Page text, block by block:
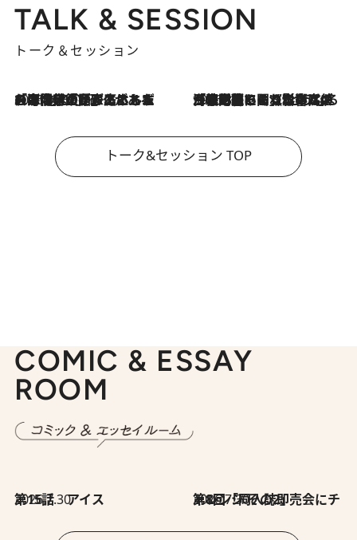
TALK & SESSION
トーク＆セッション
2026.8.3
「今後値上げがあるとすれば…」「リスクがあるのは今年の冬」エネルギー専門家が語る、ホルムズ海峡封鎖が家庭にもたらす“ある心配” 2026.8.3
「住宅建てられない…」「サーチャージ料の高値が続いている」ホルムズ海峡封鎖による影響はいつまで続く？《エネルギー専門家に聞く“どうなる日本の暮らし”》
トーク&セッション TOP
COMIC & ESSAY
ROOM
2026.7.30
第15話 アイス 2026.7.30
第8回「同人誌即売会にチャレンジ その2」